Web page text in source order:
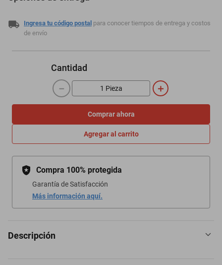
Ingresa tu código postal para conocer tiempos de entrega y costos
de envío
Cantidad
＋
－
Comprar ahora
Agregar al carrito
Compra 100% protegida
Garantía de Satisfacción
Más información aquí.
Descripción